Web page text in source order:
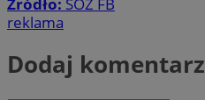
reklama
Dodaj komentarz